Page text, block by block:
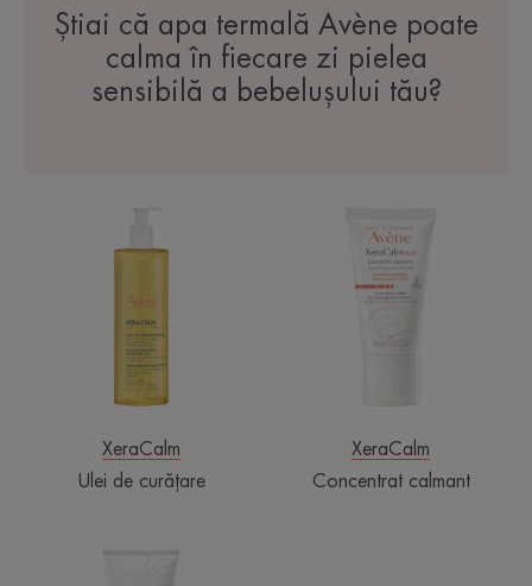
Știai că apa termală Avène poate
calma în fiecare zi pielea
sensibilă a bebelușului tău?
curățare
XeraCalm
Ulei de curățare
calmant
XeraCalm
Concentrat calmant